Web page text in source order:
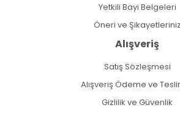
Yetkili Bayi Belgeleri
Öneri ve Şikayetleriniz
Alışveriş
Satış Sözleşmesi
Alışveriş Ödeme ve
Gizlilik ve Güvenlik